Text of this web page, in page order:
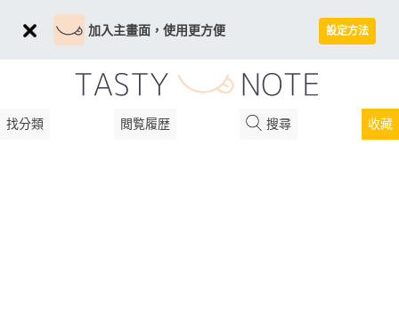
加入主畫面，使用更方便 設定方法
找分類 閲覧履歴 搜尋 收藏